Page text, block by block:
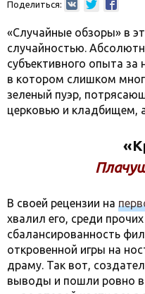
Поделиться:
«Случайные обзоры» в
случайностью.
субъективного опыта за
в котором слишком
зеленый пуэр,
церковью и кладбищем,
В своей рецензии на
хвалил его, среди
сбалансированность
откровенной игры на
драму. Так вот,
выводы и пошли ровно